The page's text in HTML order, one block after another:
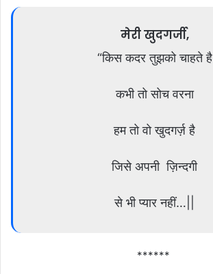
मेरी खुदगर्जी,
“किस कदर तुझको चाहते है
कभी तो सोच वरना
हम तो वो खुदगर्ज़ है
जिसे अपनी ज़िन्दगी
से भी प्यार नहीं…||
******